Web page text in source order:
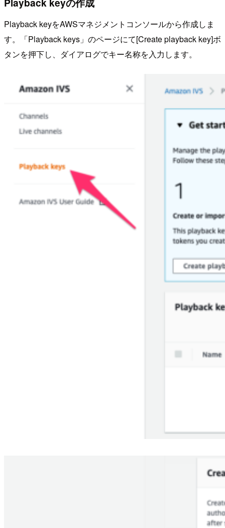
Playback keyをAWSマネジメントコンソールから作成しま
す。「Playback keys」のページにて[Create playback key]ボ
タンを押下し、ダイアログでキー名称を入力します。